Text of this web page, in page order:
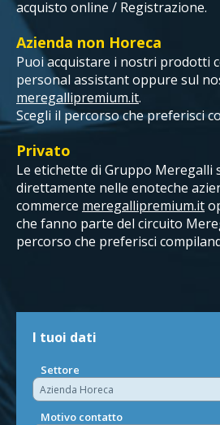
acquisto online / Registrazione.
Azienda non Horeca
Puoi acquistare i nostri prodotti
personal assistant oppure sul
meregallipremium.it.
Scegli il percorso che preferisci
Privato
Le etichette di Gruppo Meregalli
direttamente nelle enoteche
commerce meregallipremium.it
che fanno parte del circuito
percorso che preferisci
I tuoi dati
Settore
Motivo contatto